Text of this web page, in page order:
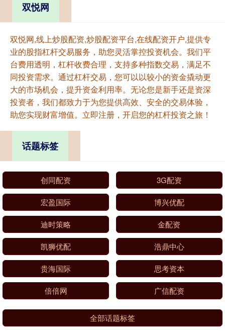
双悦网
双悦网,线上炒股配资,炒股配资平台,在线配资开户,提供专
业的股指杠杆交易服务，助您灵活掌控投资机会。我们平
台费用透明，杠杆收费合理，支持多种指数交易，满足不
同投资需求。通过杠杆交易，您可以以较小的资金撬动更
大的市场机会，提升资金利用率。无论您是新手还是资深
投资者，我们都致力于为您提供高效、安全的交易体验，
助您实现财富增值。立即注册，开启您的杠杆投资之旅！
话题标签
创同配资 3G配资
宏盈国际 博兴优配
迪时策略 金配资
凯狮优配 浩鼎中心
贵海国际 思考资本
倍倍网 广信配资
全部话题标签